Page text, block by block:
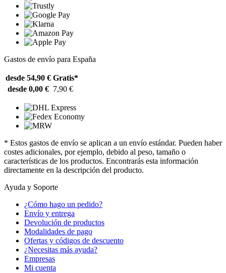
Gastos de envío para España
desde 54,90 € Gratis*
desde 0,00 € 7,90 €
* Estos gastos de envío se aplican a un envío estándar. Pueden haber
costes adicionales, por ejemplo, debido al peso, tamaño o
características de los productos. Encontrarás esta información
directamente en la descripción del producto.
Ayuda y Soporte
¿Cómo hago un pedido?
Envío y entrega
Devolución de productos
Modalidades de pago
Ofertas y códigos de descuento
¿Necesitas más ayuda?
Empresas
Mi cuenta